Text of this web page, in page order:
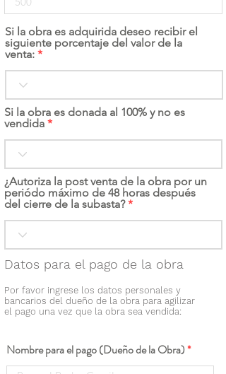
Si la obra es adquirida deseo recibir el
siguiente porcentaje del valor de la
venta:
Si la obra es donada al 100% y no es
vendida
¿Autoriza la post venta de la obra por un
periódo máximo de 48 horas después
del cierre de la subasta?
Datos para el pago de la obra
Por favor ingrese los datos personales y
bancarios del dueño de la obra para agilizar
el pago una vez que la obra sea vendida:
Nombre para el pago (Dueño de la Obra)